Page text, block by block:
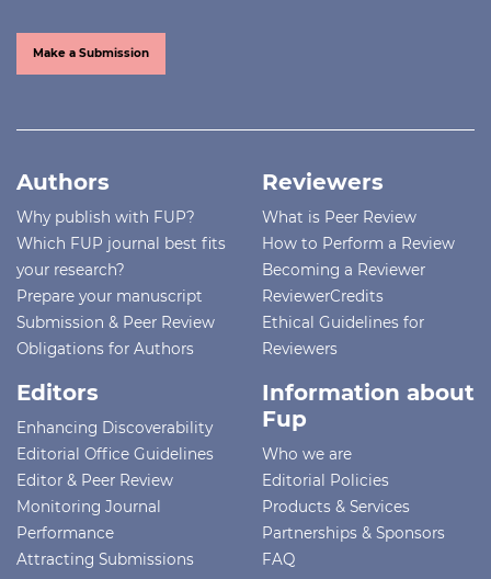
Make a Submission
Authors
Why publish with FUP?
Which FUP journal best fits
your research?
Prepare your manuscript
Submission & Peer Review
Obligations for Authors
Reviewers
What is Peer Review
How to Perform a Review
Becoming a Reviewer
ReviewerCredits
Ethical Guidelines for
Reviewers
Editors
Enhancing Discoverability
Editorial Office Guidelines
Editor & Peer Review
Monitoring Journal
Performance
Attracting Submissions
Information about
Fup
Who we are
Editorial Policies
Products & Services
Partnerships & Sponsors
FAQ